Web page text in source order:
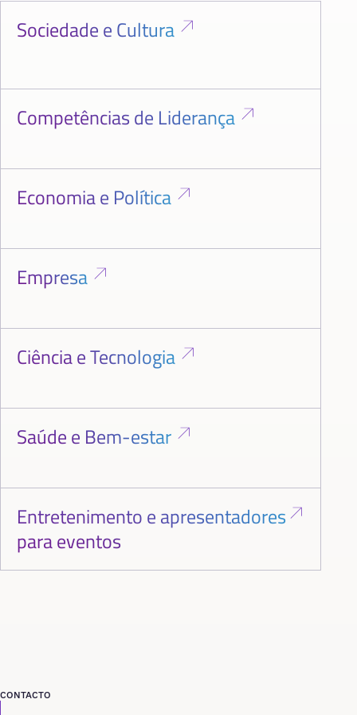
Sociedade e Cultura
Competências de Liderança
Economia e Política
Empresa
Ciência e Tecnologia
Saúde e Bem-estar
Entretenimento e apresentadores
para eventos
CONTACTO